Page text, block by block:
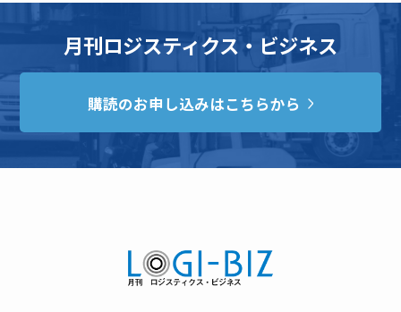
月刊ロジスティクス・ビジネス
購読のお申し込みはこちらから